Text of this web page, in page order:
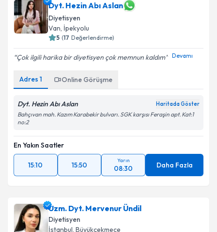
Dyt. Hezin Abı Aslan
Diyetisyen
Van, İpekyolu
5 (17 Değerlendirme)
Çok ilgili harika bir diyetisyen çok memnun kaldım Devamı
Adres 1 Online Görüşme
Dyt. Hezin Abı Aslan Haritada Göster
Bahçıvan mah. Kazım Karabekir bulvarı. SGK karşısı Feraşin apt. Kat:1
no:2
En Yakın Saatler
15:10 15:50
Yarın
08:30 Daha Fazla
Uzm. Dyt. Mervenur Ündil
Diyetisyen
İstanbul, Büyükçekmece